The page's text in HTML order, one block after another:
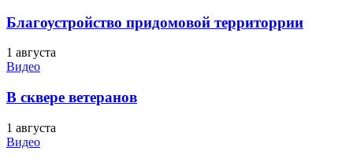
Благоустройство придомовой территоррии
1 августа
Видео
В сквере ветеранов
1 августа
Видео